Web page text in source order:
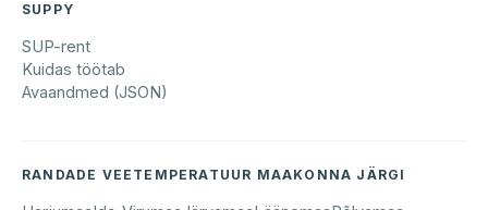
SUPPY
SUP-rent
Kuidas töötab
Avaandmed (JSON)
RANDADE VEETEMPERATUUR MAAKONNA JÄRGI